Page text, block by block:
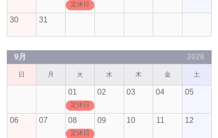
定休日
30 31
9月 2026
日 月 火 水 木 金 土
01
定休日
02 03 04 05
06 07 08
定休日
09 10 11 12